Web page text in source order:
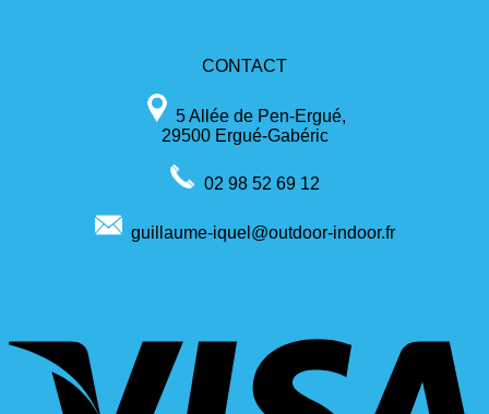
CONTACT
5 Allée de Pen-Ergué,
29500 Ergué-Gabéric
02 98 52 69 12
guillaume-iquel@outdoor-indoor.fr